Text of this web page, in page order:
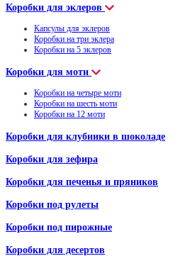
Коробки для эклеров
Капсулы для эклеров
Коробки на три эклера
Коробки на 5 эклеров
Коробки для моти
Коробки на четыре моти
Коробки на шесть моти
Коробки на 12 моти
Коробки для клубники в шоколаде
Коробки для зефира
Коробки для печенья и пряников
Коробки под рулеты
Коробки под пирожные
Коробки для десертов